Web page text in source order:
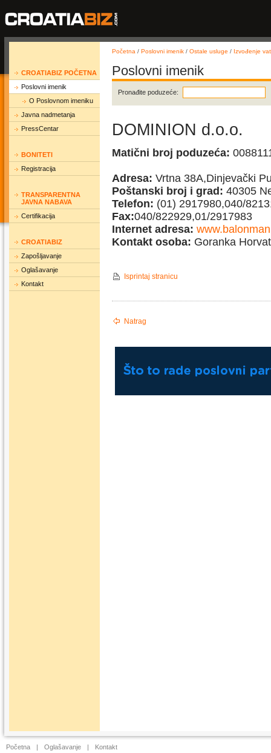
CROATIABIZ POČETNA
Poslovni imenik
O Poslovnom imeniku
Javna nadmetanja
PressCentar
BONITETI
Registracija
TRANSPARENTNA
JAVNA NABAVA
Certifikacija
CROATIABIZ
Zapošljavanje
Oglašavanje
Kontakt
Početna / Poslovni imenik / Ostale usluge / Izvođenje
Poslovni imenik
Pronađite poduzeće:
DOMINION d.o.o.
Matični broj poduzeća:
Adresa: Vrtna 38A,Dinjevački
Poštanski broj i grad: 40305
Telefon: (01) 2917980,040/
Fax:040/822929,01/2917983
Internet adresa:
Kontakt osoba: Goranka Horvat
Isprintaj stranicu
Natrag
Početna | Oglašavanje |
Kontakt